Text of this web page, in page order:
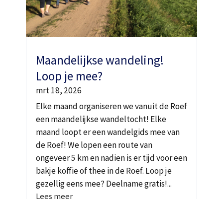
Maandelijkse wandeling!
Loop je mee?
mrt 18, 2026
Elke maand organiseren we vanuit de Roef
een maandelijkse wandeltocht! Elke
maand loopt er een wandelgids mee van
de Roef! We lopen een route van
ongeveer 5 km en nadien is er tijd voor een
bakje koffie of thee in de Roef. Loop je
gezellig eens mee? Deelname gratis!...
Lees meer